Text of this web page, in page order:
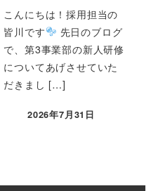
こんにちは！採用担当の
皆川です
先日のブログ
で、第3事業部の新人研修
についてあげさせていた
だきまし […]
2026年7月31日